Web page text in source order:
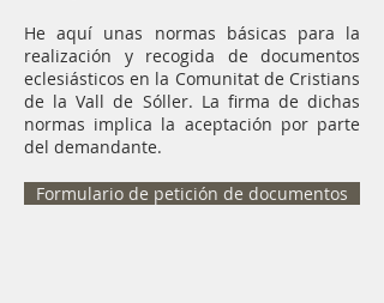
He aquí unas normas básicas para la
realización y recogida de documentos
eclesiásticos en la Comunitat de Cristians
de la Vall de Sóller. La firma de dichas
normas implica la aceptación por parte
del demandante.
Formulario de petición de documentos